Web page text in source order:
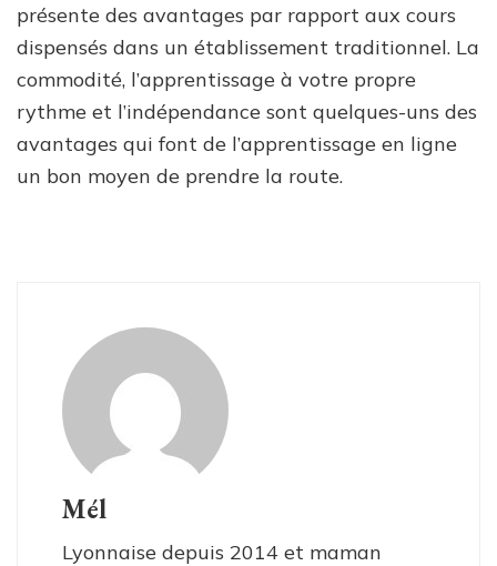
présente des avantages par rapport aux cours
dispensés dans un établissement traditionnel. La
commodité, l’apprentissage à votre propre
rythme et l’indépendance sont quelques-uns des
avantages qui font de l’apprentissage en ligne
un bon moyen de prendre la route.
Mél
Lyonnaise depuis 2014 et maman